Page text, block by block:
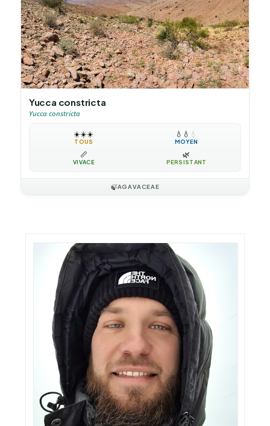
Yucca constricta
Yucca constricta
☀️☀️☀️
TOUS
💧 💧 💧
MOYEN
📏
VIVACE
🌿
PERSISTANT
🍃AGAVACEAE